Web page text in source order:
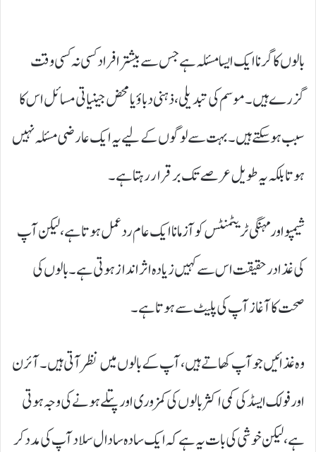
بالوں کا گرنا ایک ایسا مسئلہ ہے جس سے بیشتر افراد کسی نہ کسی وقت
گزرے ہیں۔ موسم کی تبدیلی، ذہنی دباؤ یا محض جینیاتی مسائل اس کا
سبب ہو سکتے ہیں۔ بہت سے لوگوں کے لیے یہ ایک عارضی مسئلہ نہیں
ہوتا بلکہ یہ طویل عرصے تک برقرار رہتا ہے۔
شیمپو اور مہنگی ٹریٹمنٹس کو آزمانا ایک عام ردعمل ہوتا ہے، لیکن آپ
کی غذا درحقیقت اس سے کہیں زیادہ اثرانداز ہوتی ہے۔ بالوں کی
صحت کا آغاز آپ کی پلیٹ سے ہوتا ہے۔
وہ غذائیں جو آپ کھاتے ہیں، آپ کے بالوں میں نظر آتی ہیں۔ آئرن
اور فولک ایسڈ کی کمی اکثر بالوں کی کمزوری اور پتلے ہونے کی وجہ ہوتی
ہے، لیکن خوشی کی بات یہ ہے کہ ایک سادہ سا دال سلاد آپ کی مدد کر